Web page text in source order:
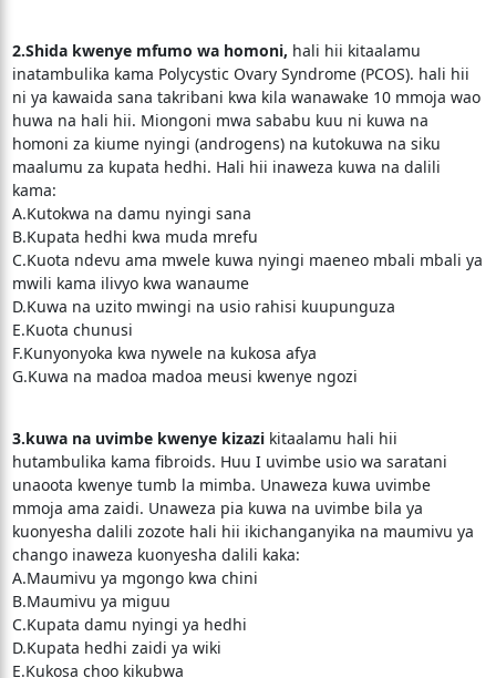
2.Shida kwenye mfumo wa homoni, hali hii kitaalamu
inatambulika kama Polycystic Ovary Syndrome (PCOS). hali hii
ni ya kawaida sana takribani kwa kila wanawake 10 mmoja wao
huwa na hali hii. Miongoni mwa sababu kuu ni kuwa na
homoni za kiume nyingi (androgens) na kutokuwa na siku
maalumu za kupata hedhi. Hali hii inaweza kuwa na dalili
kama:
A.Kutokwa na damu nyingi sana
B.Kupata hedhi kwa muda mrefu
C.Kuota ndevu ama mwele kuwa nyingi maeneo mbali mbali ya
mwili kama ilivyo kwa wanaume
D.Kuwa na uzito mwingi na usio rahisi kuupunguza
E.Kuota chunusi
F.Kunyonyoka kwa nywele na kukosa afya
G.Kuwa na madoa madoa meusi kwenye ngozi
3.kuwa na uvimbe kwenye kizazikitaalamu hali hii
hutambulika kama fibroids. Huu I uvimbe usio wa saratani
unaoota kwenye tumb la mimba. Unaweza kuwa uvimbe
mmoja ama zaidi. Unaweza pia kuwa na uvimbe bila ya
kuonyesha dalili zozote hali hii ikichanganyika na maumivu ya
chango inaweza kuonyesha dalili kaka:
A.Maumivu ya mgongo kwa chini
B.Maumivu ya miguu
C.Kupata damu nyingi ya hedhi
D.Kupata hedhi zaidi ya wiki
E.Kukosa choo kikubwa